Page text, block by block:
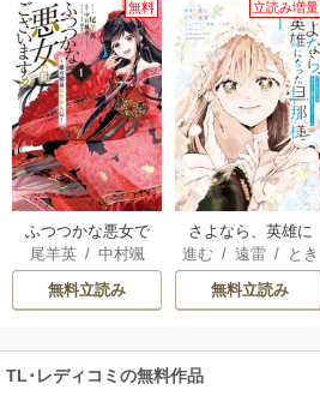
無料
ふつつかな悪女で
はございますが ～
雛宮蝶鼠とりかえ
伝～
尾羊英/ 中村颯
希/ゆき哉
無料立読み
立読み増量
さよなら、英雄に
なった旦那様 ～
ただ祈るだけの役
立たずな妻のはず
進む / 遠雷/ とき
間
無料立読み
TL･レディコミの無料作品